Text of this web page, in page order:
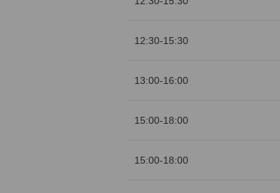
12:30-15:30
13:00-16:00
15:00-18:00
15:00-18:00